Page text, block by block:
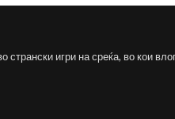
игри на среќа, во кои